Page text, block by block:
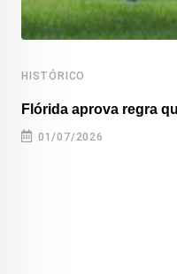
HISTÓRICO
Flórida aprova regra
01/07/2026